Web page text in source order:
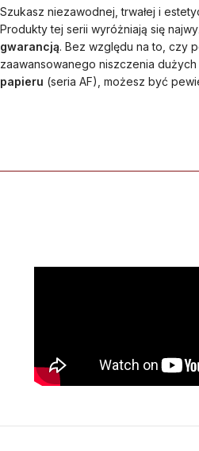
Szukasz niezawodnej, trwałej i
Produkty tej serii wyróżniają się
gwarancją. Bez względu na to, czy
zaawansowanego niszczenia
papieru (seria AF), możesz być